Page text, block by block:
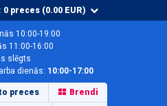
0 preces (0.00 EUR)
10:00-19:00
11:00-16:00
slēgts
dienās: 10:00-17:00
preces Brendi